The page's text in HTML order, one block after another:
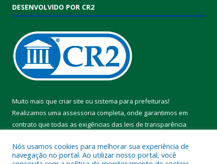
DESENVOLVIDO POR CR2
Muito mais que criar site ou sistema para prefeituras!
Realizamos uma assessoria completa, onde garantimos em
contrato que todas as exigências das leis de transparência
Conheça oPNTPe oRadar da Transparência Pública
Nós usamos cookies para melhorar sua experiência de
navegação no portal. Ao utilizar nosso portal, você